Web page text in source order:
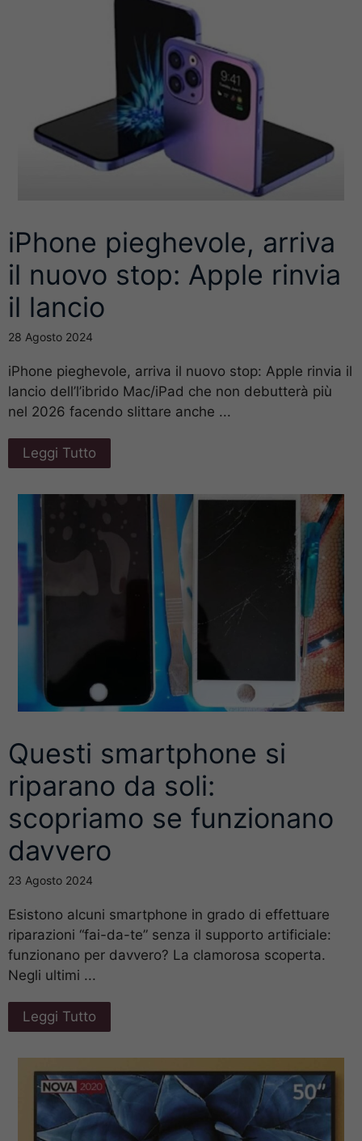
iPhone pieghevole, arriva
il nuovo stop: Apple rinvia
il lancio
28 Agosto 2024
iPhone pieghevole, arriva il nuovo stop: Apple rinvia il
lancio dell’l’ibrido Mac/iPad che non debutterà più
nel 2026 facendo slittare anche ...
Leggi Tutto
Questi smartphone si
riparano da soli:
scopriamo se funzionano
davvero
23 Agosto 2024
Esistono alcuni smartphone in grado di effettuare
riparazioni “fai-da-te” senza il supporto artificiale:
funzionano per davvero? La clamorosa scoperta.
Negli ultimi ...
Leggi Tutto